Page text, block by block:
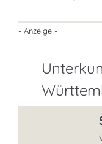
- Anzeige -